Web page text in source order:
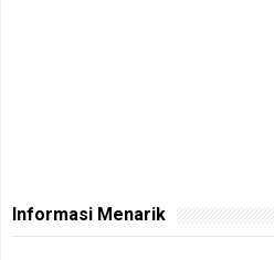
Informasi Menarik